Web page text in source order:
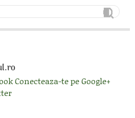
Conecteaza-te pe Google+